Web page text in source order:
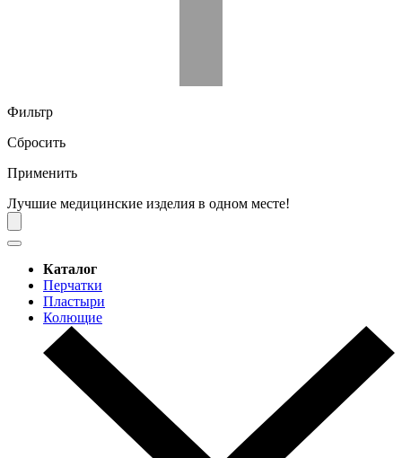
Фильтр
Сбросить
Применить
Лучшие медицинские изделия в одном месте!
Каталог
Перчатки
Пластыри
Колющие